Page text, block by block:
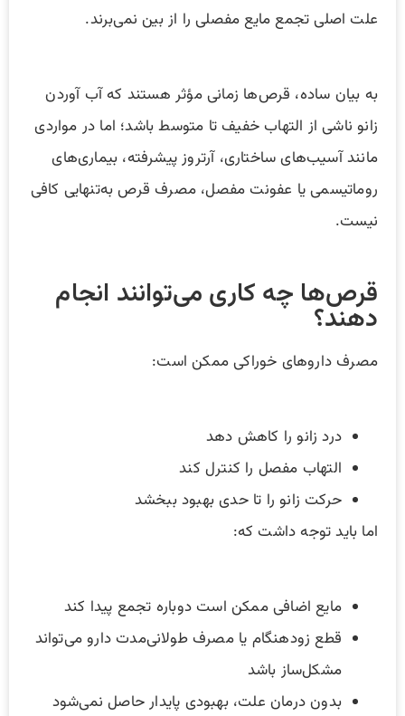
علت اصلی تجمع مایع مفصلی را از بین نمی‌برند.
به بیان ساده، قرص‌ها زمانی مؤثر هستند که آب آوردن
زانو ناشی از التهاب خفیف تا متوسط باشد؛ اما در مواردی
مانند آسیب‌های ساختاری، آرتروز پیشرفته، بیماری‌های
روماتیسمی یا عفونت مفصل، مصرف قرص به‌تنهایی کافی
نیست.
قرص‌ها چه کاری می‌توانند انجام
دهند؟
مصرف داروهای خوراکی ممکن است:
درد زانو را کاهش دهد
التهاب مفصل را کنترل کند
حرکت زانو را تا حدی بهبود ببخشد
اما باید توجه داشت که:
مایع اضافی ممکن است دوباره تجمع پیدا کند
قطع زودهنگام یا مصرف طولانی‌مدت دارو می‌تواند
مشکل‌ساز باشد
بدون درمان علت، بهبودی پایدار حاصل نمی‌شود